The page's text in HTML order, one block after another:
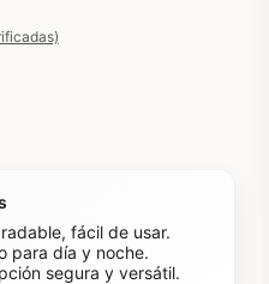
fácil de usar.
para día y noche.
segura y versátil.